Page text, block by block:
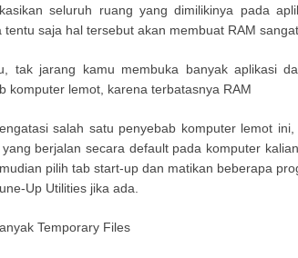
seluruh ruang yang dimilikinya pada
tentu saja hal tersebut akan membuat RAM
tak jarang kamu membuka banyak aplikasi
komputer lemot, karena terbatasnya RAM
salah satu penyebab komputer lemot
berjalan secara default pada komputer
pilih tab start-up dan matikan beberapa
Up Utilities jika ada.
Temporary Files